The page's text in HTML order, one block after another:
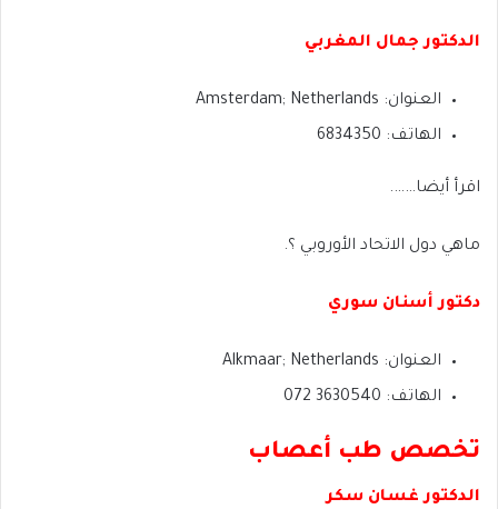
الدكتور جمال المغربي
العنوان: Amsterdam; Netherlands
الهاتف: 6834350
اقرأ أيضا…….
ماهي دول الاتحاد الأوروبي ؟.
دكتور أسنان سوري
العنوان: Alkmaar; Netherlands
الهاتف: 3630540 072
تخصص طب أعصاب
الدكتور غسان سكر